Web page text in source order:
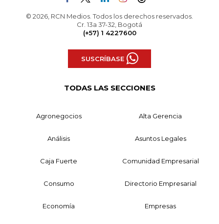
© 2026, RCN Medios. Todos los derechos reservados.
Cr. 13a 37-32, Bogotá
(+57) 1 4227600
SUSCRÍBASE
TODAS LAS SECCIONES
Agronegocios Alta Gerencia
Análisis Asuntos Legales
Caja Fuerte Comunidad Empresarial
Consumo Directorio Empresarial
Economía Empresas